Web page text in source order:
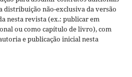
distribuição não-exclusiva da versão
nesta revista (ex.: publicar em
ou como capítulo de livro), com
e publicação inicial nesta